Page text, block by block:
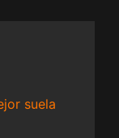
suela